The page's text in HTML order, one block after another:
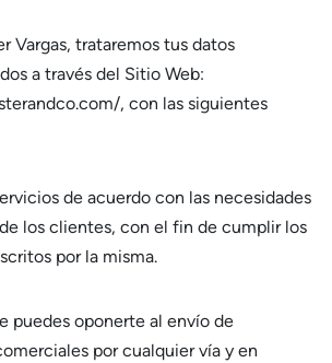
Vargas, trataremos tus datos
a través del Sitio Web:
, con las siguientes
de acuerdo con las necesidades
los clientes, con el fin de cumplir los
por la misma.
puedes oponerte al envío de
por cualquier vía y en